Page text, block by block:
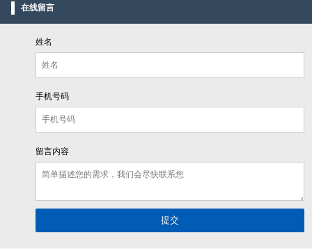
在线留言
姓名
手机号码
留言内容